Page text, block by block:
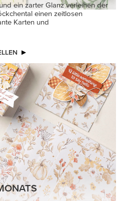
ein zarter Glanz verleihen der
einen zeitlosen
Karten und